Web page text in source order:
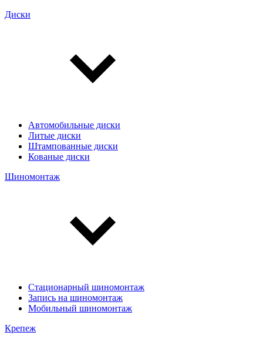
Диски
Автомобильные диски
Литые диски
Штампованные диски
Кованые диски
Шиномонтаж
Стационарный шиномонтаж
Запись на шиномонтаж
Мобильный шиномонтаж
Крепеж